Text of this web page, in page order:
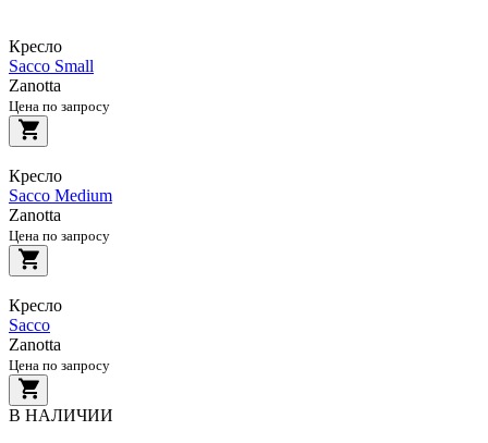
Кресло
Sacco Small
Zanotta
Цена по запросу
Кресло
Sacco Medium
Zanotta
Цена по запросу
Кресло
Sacco
Zanotta
Цена по запросу
В НАЛИЧИИ